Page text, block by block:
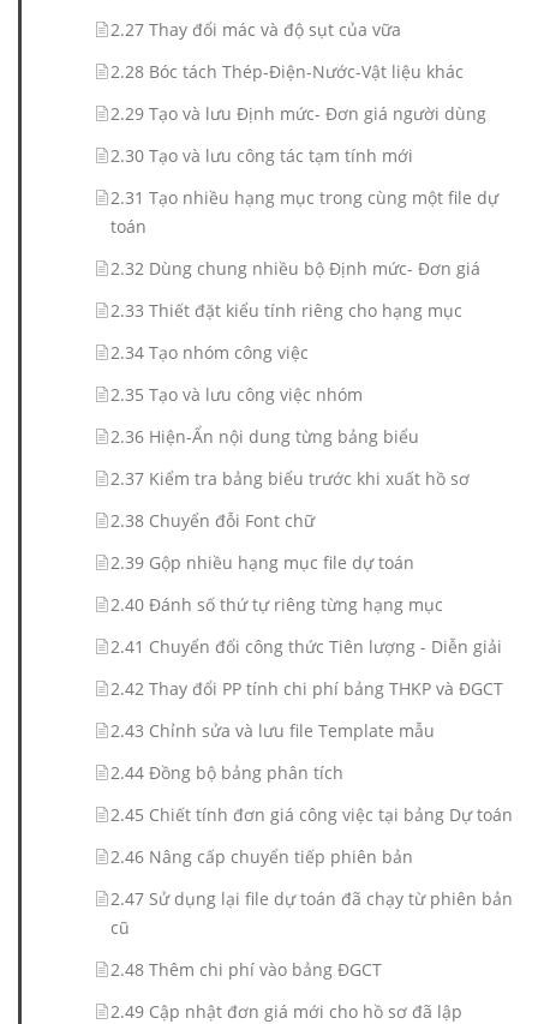
2.27 Thay đổi mác và độ sụt của vữa
2.28 Bóc tách Thép-Điện-Nước-Vật liệu khác
2.29 Tạo và lưu Định mức- Đơn giá người dùng
2.30 Tạo và lưu công tác tạm tính mới
2.31 Tạo nhiều hạng mục trong cùng một file dự
toán
2.32 Dùng chung nhiều bộ Định mức- Đơn giá
2.33 Thiết đặt kiểu tính riêng cho hạng mục
2.34 Tạo nhóm công việc
2.35 Tạo và lưu công việc nhóm
2.36 Hiện-Ẩn nội dung từng bảng biểu
2.37 Kiểm tra bảng biểu trước khi xuất hồ sơ
2.38 Chuyển đỗi Font chữ
2.39 Gộp nhiều hạng mục file dự toán
2.40 Đánh số thứ tự riêng từng hạng mục
2.41 Chuyển đổi công thức Tiên lượng - Diễn giải
2.42 Thay đổi PP tính chi phí bảng THKP và ĐGCT
2.43 Chỉnh sửa và lưu file Template mẫu
2.44 Đồng bộ bảng phân tích
2.45 Chiết tính đơn giá công việc tại bảng Dự toán
2.46 Nâng cấp chuyển tiếp phiên bản
2.47 Sử dụng lại file dự toán đã chạy từ phiên bản
cũ
2.48 Thêm chi phí vào bảng ĐGCT
2.49 Cập nhật đơn giá mới cho hồ sơ đã lập